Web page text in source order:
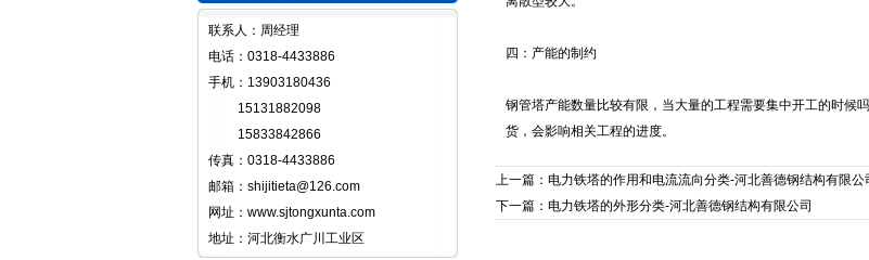
联系人：周经理
电话：0318-4433886
手机：13903180436
15131882098
15833842866
传真：0318-4433886
邮箱：shijitieta@126.com
网址：www.sjtongxunta.com
地址：河北衡水广川工业区
四：产能的制约
钢管塔产能数量比较有限，当大量的工程需要集中开工的时候
货，会影响相关工程的进度。
上一篇： 电力铁塔的作用和电流流向分类-河北善德钢结构有限公
下一篇： 电力铁塔的外形分类-河北善德钢结构有限公司